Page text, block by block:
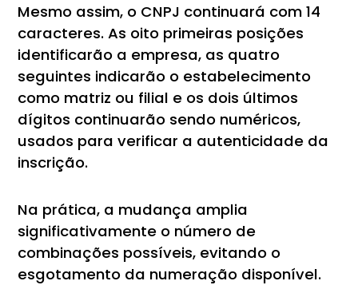
Mesmo assim, o CNPJ continuará com 14
caracteres. As oito primeiras posições
identificarão a empresa, as quatro
seguintes indicarão o estabelecimento
como matriz ou filial e os dois últimos
dígitos continuarão sendo numéricos,
usados para verificar a autenticidade da
inscrição.
Na prática, a mudança amplia
significativamente o número de
combinações possíveis, evitando o
esgotamento da numeração disponível.